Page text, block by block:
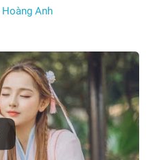
Hoàng Anh